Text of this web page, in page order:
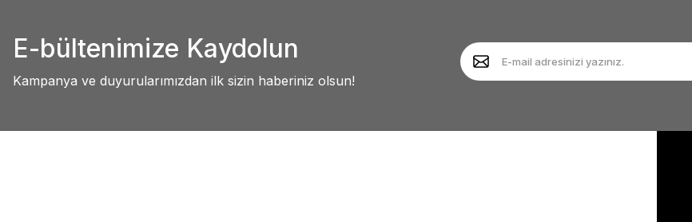
Ürün açıklamasında eksik bilgiler bulunuyor.
Ürün fiyatı diğer sitelerden daha pahalı.
Deneyimini Paylaş
E-bültenimize Kaydolun
Kampanya ve duyurularımızdan ilk sizin haberiniz olsun!